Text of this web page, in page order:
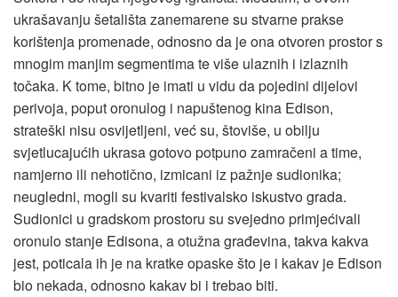
ukrašavanju šetališta zanemarene su stvarne prakse
korištenja promenade, odnosno da je ona otvoren prostor s
mnogim manjim segmentima te više ulaznih i izlaznih
točaka. K tome, bitno je imati u vidu da pojedini dijelovi
perivoja, poput oronulog i napuštenog kina Edison,
strateški nisu osvijetljeni, već su, štoviše, u obilju
svjetlucajućih ukrasa gotovo potpuno zamračeni a time,
namjerno ili nehotično, izmicani iz pažnje sudionika;
neugledni, mogli su kvariti festivalsko iskustvo grada.
Sudionici u gradskom prostoru su svejedno primjećivali
oronulo stanje Edisona, a otužna građevina, takva kakva
jest, poticala ih je na kratke opaske što je i kakav je Edison
bio nekada, odnosno kakav bi i trebao biti.